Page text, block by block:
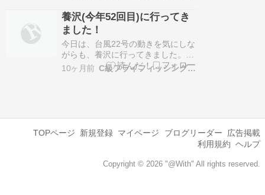
っとしたが、２３号が同じコースで
接近してるとのこと。来週の木曜は
また心配しなくてはならぬかと少し
がっかり。一昨日の午後久しぶりに
日比谷の東京ビックサイ…
養沢(今年52回目)に行ってき
ました！
今日は、台風22号の動きを気にしな
がらも、養沢に行ってきました。日
時・場所: 2025年10月9日(木) 事務
イ)、合計92匹(ア…
10ヶ月前 C級フライフィッシング。の話
TOPページ 新規登録 マイページ ブログリーダー
広告掲載
利用規約 ヘルプ
Copyright © 2026 "@With" All rights reserved.